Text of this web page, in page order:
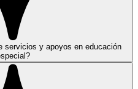
servicios y apoyos en educación